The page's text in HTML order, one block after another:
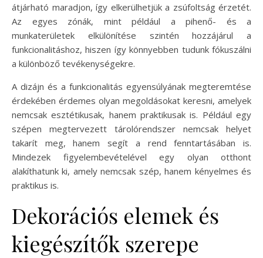
átjárható maradjon, így elkerülhetjük a zsúfoltság érzetét.
Az egyes zónák, mint például a pihenő- és a
munkaterületek elkülönítése szintén hozzájárul a
funkcionalitáshoz, hiszen így könnyebben tudunk fókuszálni
a különböző tevékenységekre.
A dizájn és a funkcionalitás egyensúlyának megteremtése
érdekében érdemes olyan megoldásokat keresni, amelyek
nemcsak esztétikusak, hanem praktikusak is. Például egy
szépen megtervezett tárolórendszer nemcsak helyet
takarít meg, hanem segít a rend fenntartásában is.
Mindezek figyelembevételével egy olyan otthont
alakíthatunk ki, amely nemcsak szép, hanem kényelmes és
praktikus is.
Dekorációs elemek és
kiegészítők szerepe